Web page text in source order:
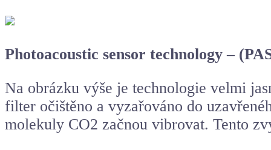
Photoacoustic sensor technology –
Na obrázku výše je technologie velmi
filter očištěno a vyzařováno do
molekuly CO2 začnou vibrovat. Tento